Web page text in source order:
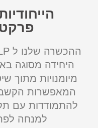
היחידה מסוגה
המאפשרות
להתמודדות עם
למנחה